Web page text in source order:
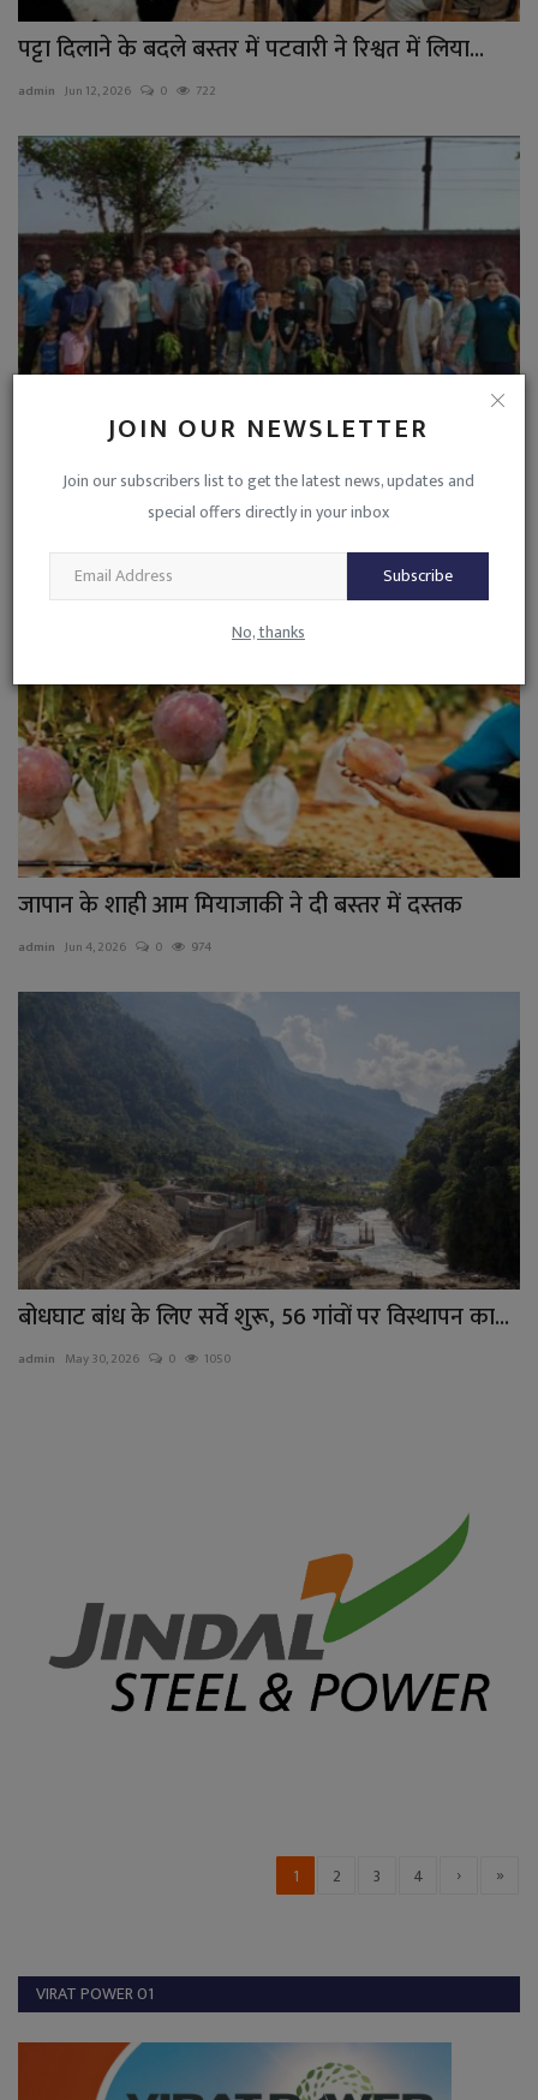
JOIN OUR NEWSLETTER
Join our subscribers list to get the latest news, updates and
special offers directly in your inbox
Subscribe
No, thanks
पट्टा दिलाने के बदले बस्तर में पटवारी ने रिश्वत में लिया...
admin Jun 12, 2026 0 722
कॉलेज...
जापान के शाही आम मियाजाकी ने दी बस्तर में दस्तक
admin Jun 4, 2026 0 974
बोधघाट बांध के लिए सर्वे शुरू, 56 गांवों पर विस्थापन का...
admin May 30, 2026 0 1050
1 2 3 4 › »
VIRAT POWER 01